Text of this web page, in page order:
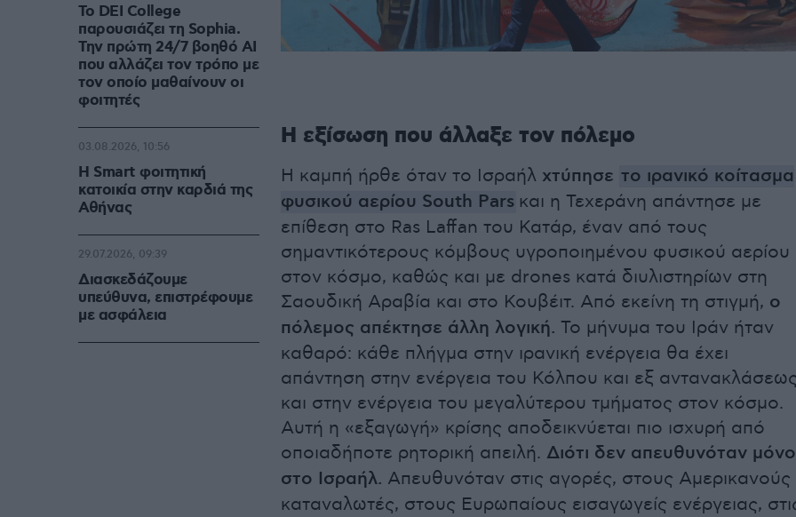
Η εξίσωση που άλλαξε τον πόλεμο
Η καμπή ήρθε όταν το Ισραήλ χτύπησε το ιρανικό κοίτασμα
φυσικού αερίου South Pars και η Τεχεράνη απάντησε με
επίθεση στο Ras Laffan του Κατάρ, έναν από τους
σημαντικότερους κόμβους υγροποιημένου φυσικού αερίου
στον κόσμο, καθώς και με drones κατά διυλιστηρίων στη
Σαουδική Αραβία και στο Κουβέιτ. Από εκείνη τη στιγμή, ο
πόλεμος απέκτησε άλλη λογική. Το μήνυμα του Ιράν ήταν
καθαρό: κάθε πλήγμα στην ιρανική ενέργεια θα έχει
απάντηση στην ενέργεια του Κόλπου και εξ
και στην ενέργεια του μεγαλύτερου τμήματος στον κόσμο.
Αυτή η «εξαγωγή» κρίσης αποδεικνύεται πιο ισχυρή από
οποιαδήποτε ρητορική απειλή. Διότι δεν απευθυνόταν μόνο
στο Ισραήλ. Απευθυνόταν στις αγορές, στους Αμερικανούς
καταναλωτές, στους Ευρωπαίους εισαγωγείς ενέργειας,
Το DEI College
παρουσιάζει τη Sophia.
Την πρώτη 24/7 βοηθό AI
που αλλάζει τον τρόπο με
τον οποίο μαθαίνουν οι
φοιτητές
Η Smart φοιτητική
κατοικία στην καρδιά της
Αθήνας
03.08.2026, 10:56
Διασκεδάζουμε
υπεύθυνα, επιστρέφουμε
με ασφάλεια
29.07.2026, 09:39